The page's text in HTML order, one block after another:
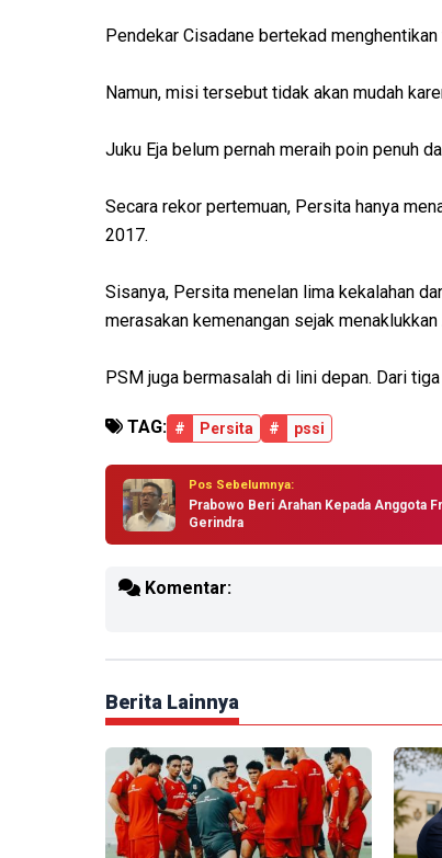
Pendekar Cisadane bertekad
Namun, misi tersebut tidak akan mudah
Juku Eja belum pernah meraih poin penuh
Secara rekor pertemuan, Persita hanya
2017.
Sisanya, Persita menelan lima kekalahan
merasakan kemenangan sejak
PSM juga bermasalah di lini depan. Dari
TAG: # Persita # pssi
Pos Sebelumnya:
Prabowo Beri Arahan Kepada Anggota
Gerindra
Komentar:
Berita Lainnya